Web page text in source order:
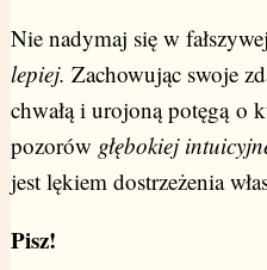
Nie nadymaj się w
lepiej. Zachowując swoje
chwałą i urojoną potęgą o
pozorów głębokiej
jest lękiem dostrzeżenia
Pisz!